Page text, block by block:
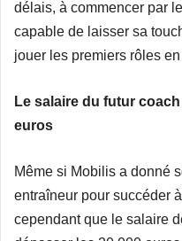
délais, à commencer par
capable de laisser sa
jouer les premiers rôles
Le salaire du futur
euros
Même si Mobilis a donné
entraîneur pour succéder
cependant que le salaire